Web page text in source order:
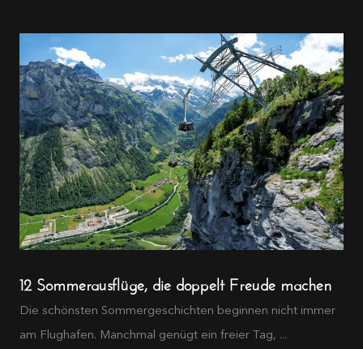
12 Sommerausflüge, die doppelt Freude machen
Die schönsten Sommergeschichten beginnen nicht immer
am Flughafen. Manchmal genügt ein freier Tag, ...